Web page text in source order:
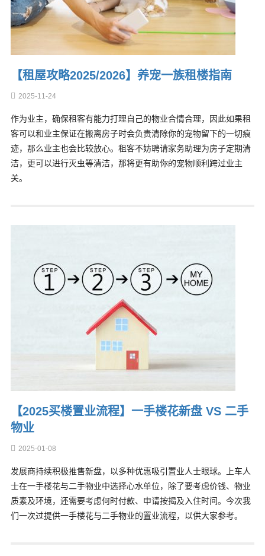
【租屋攻略2025/2026】养宠一族租楼指南
2025-11-24
作为业主，确保租客有能力打理自己的物业合情合理，因此如果租
客可以和业主保证在搬离房子时会负责清除你的宠物留下的一切痕
迹，那么业主也会比较放心。租客不妨聘请家务助理为房子定期清
洁，更可以进行灭虫等清洁，那将更有助你的宠物顺利跨过业主
关。
【2025买楼置业流程】一手楼花新盘 VS 二手
物业
2025-01-08
发展商持续积极推售新盘，以多种优惠吸引置业人士眼球。上车人
士在一手楼花与二手物业中选择心水单位，除了要考虑价钱、物业
质素及环境，还需要考虑何时付款、申请按揭及入住时间。今次我
们一次过提供一手楼花与二手物业的置业流程，以供大家参考。